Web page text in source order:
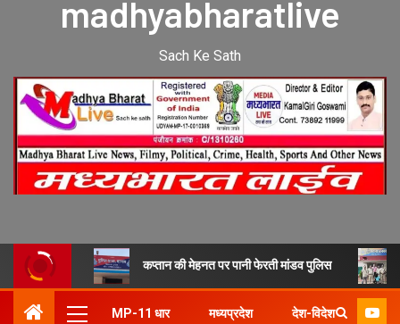
madhyabharatlive
Sach Ke Sath
कप्तान की मेहनत पर पानी फेरती मांडव पुलिस
MP-11 धार मध्यप्रदेश देश-विदेश